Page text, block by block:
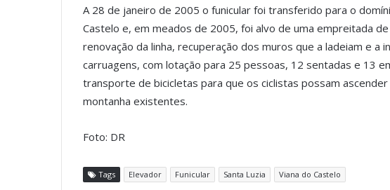
A 28 de janeiro de 2005 o funicular foi transferido para o
Castelo e, em meados de 2005, foi alvo de uma empreitada
renovação da linha, recuperação dos muros que a ladeiam e a
carruagens, com lotação para 25 pessoas, 12 sentadas e 13
transporte de bicicletas para que os ciclistas possam
montanha existentes.
Foto: DR
Tags Elevador Funicular Santa Luzia Viana do Castelo